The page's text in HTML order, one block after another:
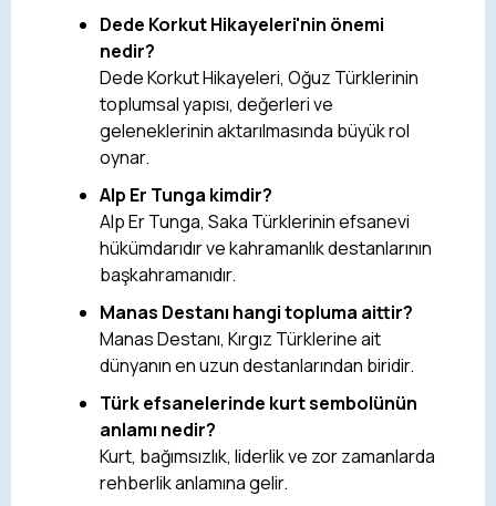
Dede Korkut Hikayeleri'nin önemi
nedir?
Dede Korkut Hikayeleri, Oğuz Türklerinin
toplumsal yapısı, değerleri ve
geleneklerinin aktarılmasında büyük rol
oynar.
Alp Er Tunga kimdir?
Alp Er Tunga, Saka Türklerinin efsanevi
hükümdarıdır ve kahramanlık destanlarının
başkahramanıdır.
Manas Destanı hangi topluma aittir?
Manas Destanı, Kırgız Türklerine ait
dünyanın en uzun destanlarından biridir.
Türk efsanelerinde kurt sembolünün
anlamı nedir?
Kurt, bağımsızlık, liderlik ve zor zamanlarda
rehberlik anlamına gelir.